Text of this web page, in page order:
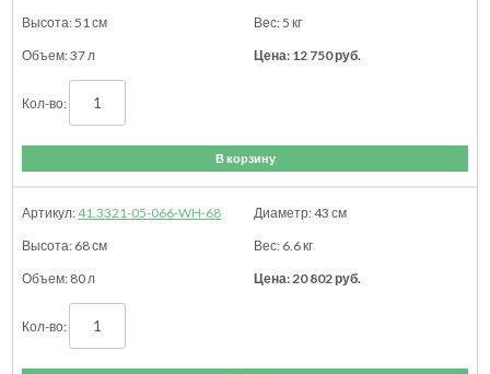
51см 5 кг
37 л
12 750руб.
В корзину
41.3321-05-066-WH-68 43 см
68см 6.6кг
80 л
20 802руб.